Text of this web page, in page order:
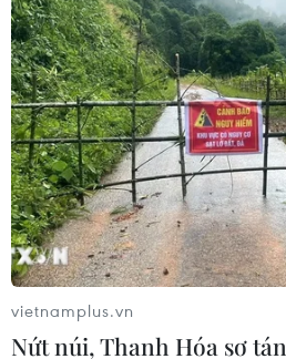
TIN LIÊN QUAN
vietnamplus.vn
Nứt núi, Thanh Hóa sơ